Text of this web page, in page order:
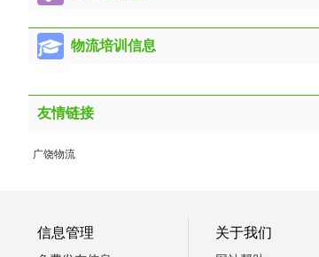
物流培训信息
友情链接
广饶物流
信息管理 关于我们